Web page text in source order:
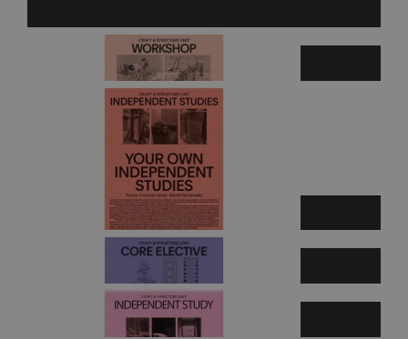
Sommersemester 2026